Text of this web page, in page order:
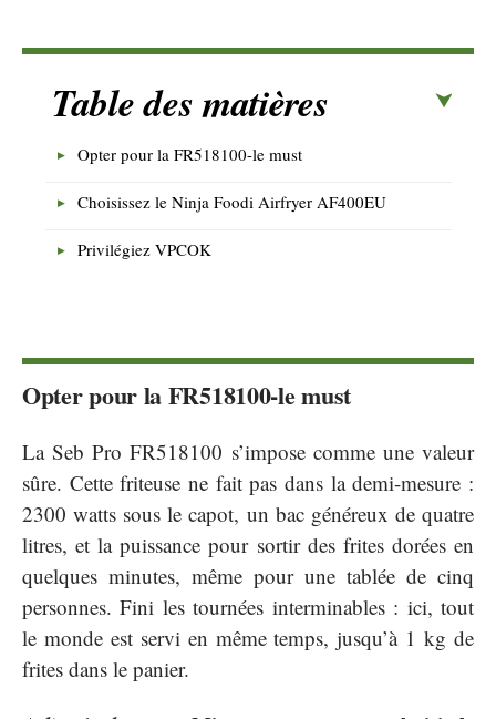
Table des matières
Opter pour la FR518100-le must
Choisissez le Ninja Foodi Airfryer AF400EU
Privilégiez VPCOK
Opter pour la FR518100-le must
La Seb Pro FR518100 s’impose comme une valeur
sûre. Cette friteuse ne fait pas dans la demi-mesure :
2300 watts sous le capot, un bac généreux de quatre
litres, et la puissance pour sortir des frites dorées en
quelques minutes, même pour une tablée de cinq
personnes. Fini les tournées interminables : ici, tout
le monde est servi en même temps, jusqu’à 1 kg de
frites dans le panier.